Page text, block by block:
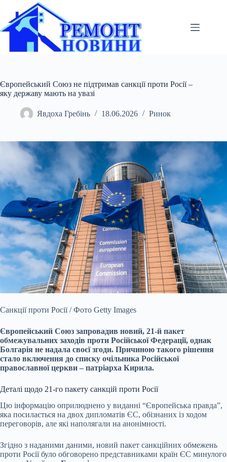
вмісту
Європейський Союз не підтримав санкції проти Росії –
яку державу мають на увазі
Явдоха Гребінь 18.06.2026 Ринок
Санкції проти Росії / Фото Getty Images
Європейський Союз запровадив новий, 21-й пакет
обмежувальних заходів проти Російської Федерації, однак
Болгарія не надала своєїзгоди. Причиною такого рішення
стало включення до списку очільника Російської
православної церкви – патріарха Кирила.
Деталі щодо 21-го пакету санкцій проти Росії
Цю інформацію оприлюднено у виданні “Європейська правда”,
яка посилається на двох дипломатів ЄС, обізнаних із ходом
переговорів, але які наполягали на анонімності.
Згідно з наданими даними, новий пакет санкційних обмежень
проти Росії було обговорено представниками країн ЄС минулого